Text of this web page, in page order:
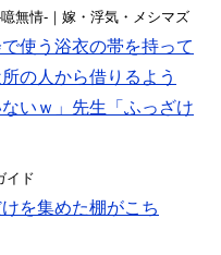
無情-｜嫁・浮気・メシマズ
使う浴衣の帯を持って
の人から借りるよう
いｗ」先生「ふっざけ
イド
を集めた棚がこち